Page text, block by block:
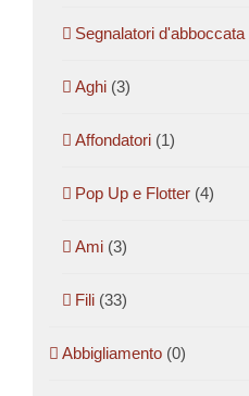
Segnalatori d'abboccata
Aghi (3)
Affondatori (1)
Pop Up e Flotter (4)
Ami (3)
Fili (33)
Abbigliamento (0)